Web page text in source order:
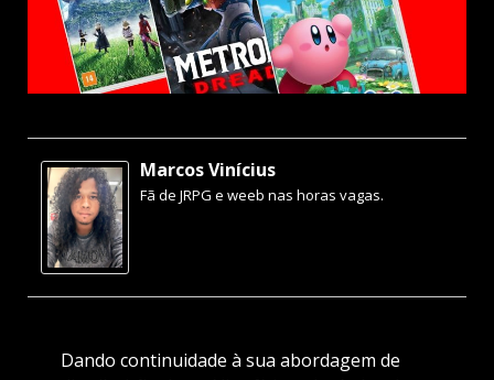
Marcos Vinícius
Fã de JRPG e weeb nas horas vagas.
Dando continuidade à sua abordagem de